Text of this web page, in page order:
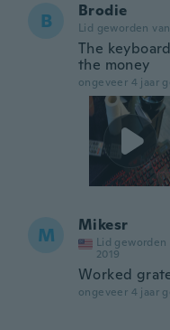
B Brodie
Lid geworden van
The
the money
ongeveer 4 jaar
M Mikesr
Lid geworden
2019
Worked
ongeveer 4 jaar